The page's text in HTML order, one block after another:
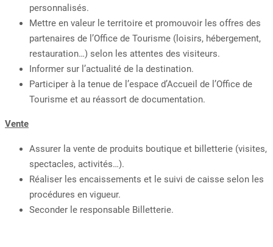
personnalisés.
Mettre en valeur le territoire et promouvoir les offres des
partenaires de l’Office de Tourisme (loisirs, hébergement,
restauration…) selon les attentes des visiteurs.
Informer sur l’actualité de la destination.
Participer à la tenue de l’espace d’Accueil de l’Office de
Tourisme et au réassort de documentation.
Vente
Assurer la vente de produits boutique et billetterie (visites,
spectacles, activités…).
Réaliser les encaissements et le suivi de caisse selon les
procédures en vigueur.
Seconder le responsable Billetterie.